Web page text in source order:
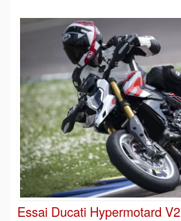
Essai Ducati Hypermotard V2